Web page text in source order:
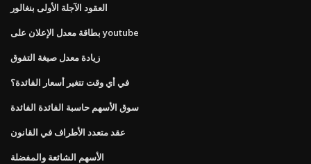
العقود الآجلة الأولى بنغالور
بطاقة معدل الإعلان على youtube
زيادة معدل صيغة التفوق
في أي وقت تتغير أسعار الفائدة؟
سوق الأسهم حاسبة الفائدة الفائدة
عقد متعدد الأطراف في القانون
الأسهم الشائعة والمفضلة